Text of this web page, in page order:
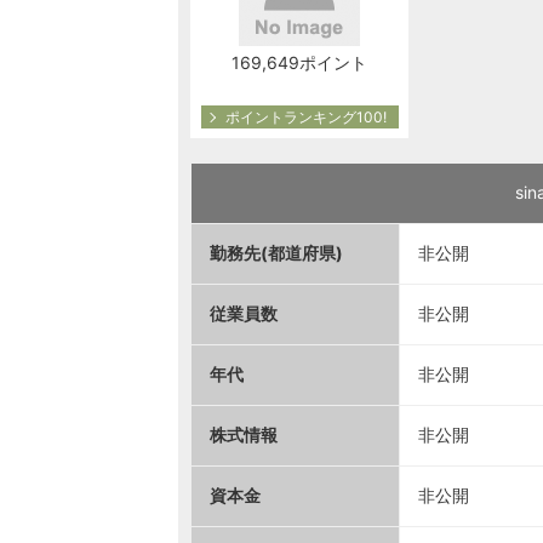
169,649ポイント
ポイントランキング100!
勤務先(都道府県) 非公開
従業員数 非公開
年代 非公開
株式情報 非公開
資本金 非公開